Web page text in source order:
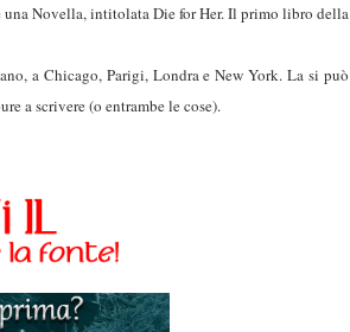
Novella, intitolata Die for Her. Il primo libro della
a Chicago, Parigi, Londra e New York. La si può
a scrivere (o entrambe le cose).